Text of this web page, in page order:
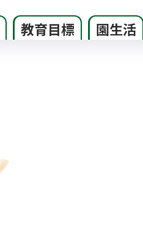
教育目標 園生活